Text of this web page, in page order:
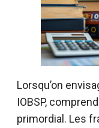
Lorsqu’on
IOBSP,
primordial. Les